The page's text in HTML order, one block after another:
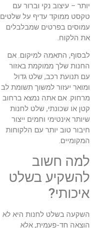
יותר – עיצוב נקי וברור עם
טקסט ממוקד עדיף על שלטים
עמוסים בפרטים שמבלבלים
את הלקוח.
לבסוף, התאמה למיקום. אם
החנות שלך ממוקמת באזור
עם תנועת רכב, שלט גדול
ומואר יעזור למשוך תשומת לב
מרחוק. אם אתה נמצא ברחוב
קטן או שכונתי, שלט לחנות
שיותר אינטימי וחמים ייצור
חיבור טוב יותר עם הלקוחות
המקומיים.
למה חשוב
להשקיע בשלט
איכותי?
השקעה בשלט לחנות היא לא
הוצאה חד-פעמית, אלא